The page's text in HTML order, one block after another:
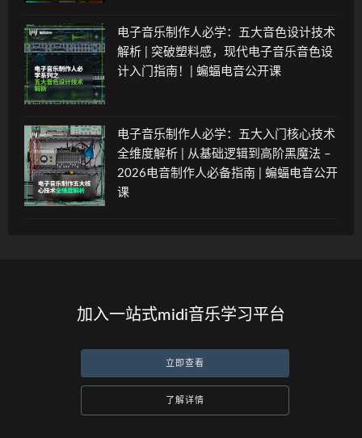
电子音乐制作人必学：五大音色设计技术
解析 | 突破塑料感，现代电子音乐音色设
计入门指南！| 蝙蝠电音公开课
电子音乐制作人必学：五大入门核心技术
全维度解析 | 从基础逻辑到高阶黑魔法 –
2026电音制作人必备指南 | 蝙蝠电音公开
课
加入一站式midi音乐学习平台
立即查看
了解详情